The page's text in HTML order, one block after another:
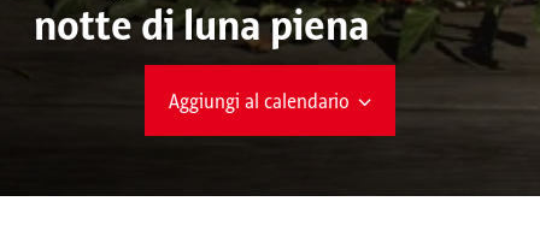
notte di luna piena
Aggiungi al calendario